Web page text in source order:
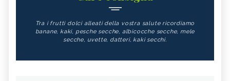
Tra i frutti dolci alleati della vostra salute ricordiamo
banane, kaki, pesche secche, albicocche secche, mele
secche, uvette, datteri, kaki secchi.